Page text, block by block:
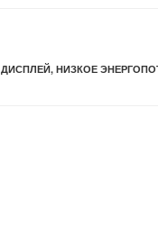
ДИСПЛЕЙ, НИЗКОЕ